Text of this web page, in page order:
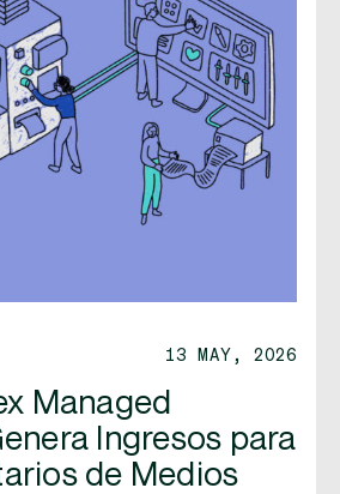
13 MAY, 2026
Managed
Ingresos para
de Medios